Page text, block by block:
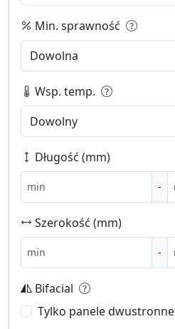
Min. sprawność
Wsp. temp.
Długość (mm)
-
Szerokość (mm)
-
Bifacial
Tylko panele dwustronne